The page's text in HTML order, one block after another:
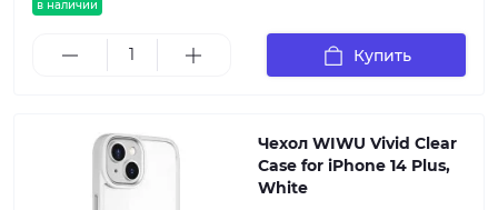
в наличии
Купить
Чехол WIWU Vivid Clear
Case for iPhone 14 Plus,
White